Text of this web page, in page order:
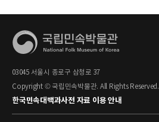
03045 서울시 종로구 삼청로 37
Copyright © 국립민속박물관. All Rights Reserved.
한국민속대백과사전 자료 이용 안내